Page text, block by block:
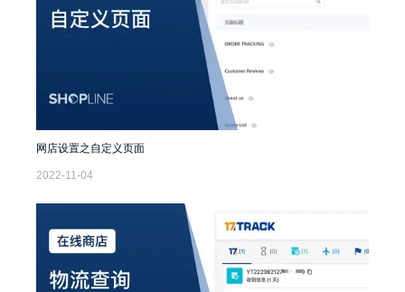
网店设置之自定义页面
2022-11-04